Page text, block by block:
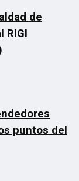
de
RIGI
puntos del